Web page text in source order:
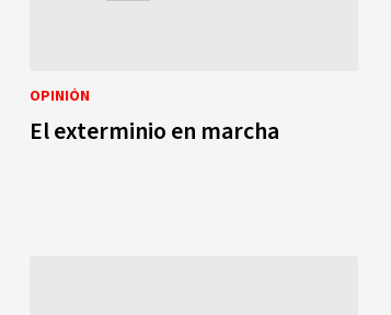
OPINIÓN
El exterminio en marcha